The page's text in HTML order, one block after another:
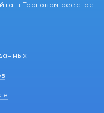
в Торговом реестре